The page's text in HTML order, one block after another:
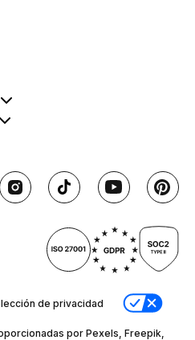
de privacidad
por Pexels, Freepik,